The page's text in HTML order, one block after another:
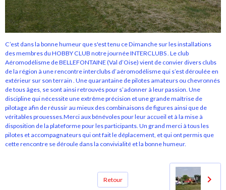
C’est dans la bonne humeur que s'est tenu ce Dimanche sur les installations
des membres du HOBBY CLUB notre journée INTERCLUBS . Le club
Aéromodélisme de BELLEFONTAINE (Val d’Oise) vient de convier divers clubs
de la région à une rencontre interclubs d’aéromodélisme qui s’est déroulée en
extérieur sur son terrain . Une quarantaine de pilotes amateurs ou chevronnés
de tous âges, se sont ainsi retrouvés pour s’adonner à leur passion. Une
discipline qui nécessite une extrême précision et une grande maîtrise de
pilotage afin de réussir au mieux des combinaisons de figures ainsi que de
véritables prouesses.Merci aux bénévoles pour leur accueil et à la mise à
disposition de la plateforme pour les participants. Un grand merci à tous les
pilotes et accompagnateurs qui ont fait le déplacement, et qui ont permis que
cette rencontre se déroule dans la convivialité et la bonne humeur.
Retour